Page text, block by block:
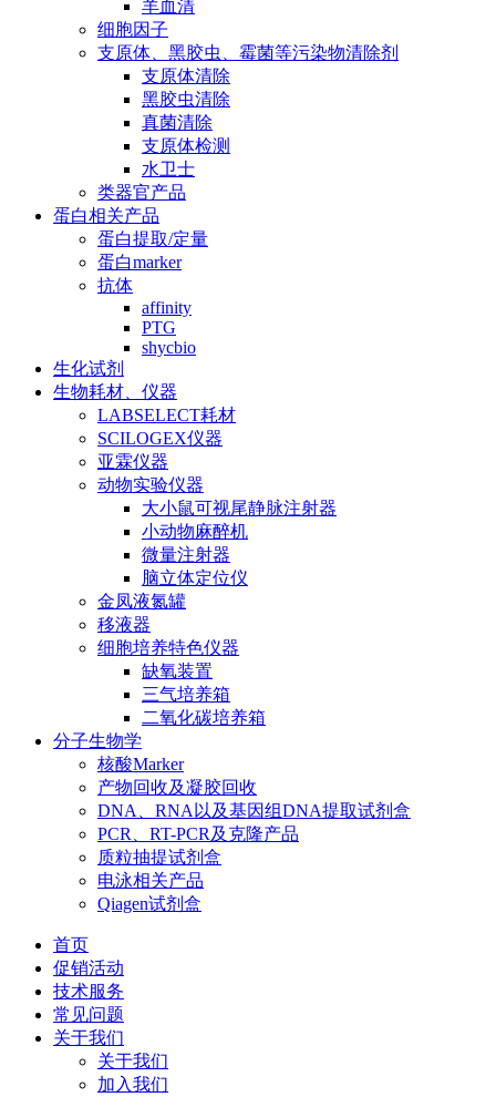
羊血清
细胞因子
支原体、黑胶虫、霉菌等污染物清除剂
支原体清除
黑胶虫清除
真菌清除
支原体检测
水卫士
类器官产品
蛋白相关产品
蛋白提取/定量
蛋白marker
抗体
affinity
PTG
shycbio
生化试剂
生物耗材、仪器
LABSELECT耗材
SCILOGEX仪器
亚霖仪器
动物实验仪器
大小鼠可视尾静脉注射器
小动物麻醉机
微量注射器
脑立体定位仪
金凤液氮罐
移液器
细胞培养特色仪器
缺氧装置
三气培养箱
二氧化碳培养箱
分子生物学
核酸Marker
产物回收及凝胶回收
DNA、RNA以及基因组DNA提取试剂盒
PCR、RT-PCR及克隆产品
质粒抽提试剂盒
电泳相关产品
Qiagen试剂盒
首页
促销活动
技术服务
常见问题
关于我们
关于我们
加入我们